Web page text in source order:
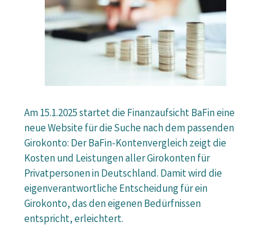
Am 15.1.2025 startet die Finanzaufsicht BaFin eine
neue Website für die Suche nach dem passenden
Girokonto: Der BaFin-Kontenvergleich zeigt die
Kosten und Leistungen aller Girokonten für
Privatpersonen in Deutschland. Damit wird die
eigenverantwortliche Entscheidung für ein
Girokonto, das den eigenen Bedürfnissen
entspricht, erleichtert.